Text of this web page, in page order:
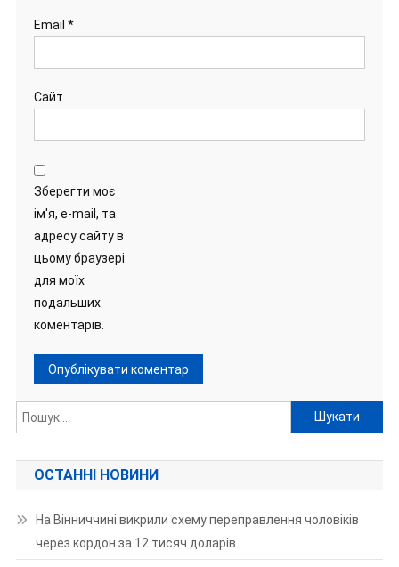
Email *
Сайт
Зберегти моє
ім'я, e-mail, та
адресу сайту в
цьому браузері
для моїх
подальших
коментарів.
Пошук:
ОСТАННІ НОВИНИ
На Вінниччині викрили схему переправлення чоловіків
через кордон за 12 тисяч доларів